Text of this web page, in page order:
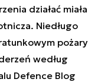
działać miała
Niedługo
pożary
według
Defence Blog